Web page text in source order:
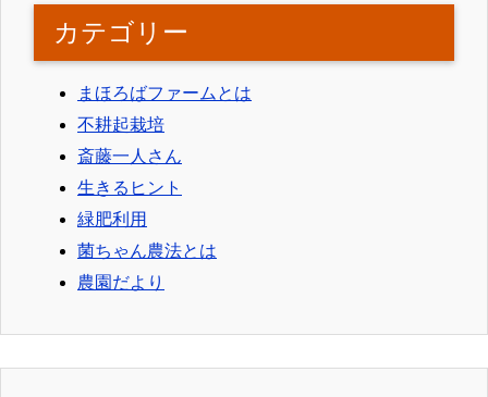
カテゴリー
まほろばファームとは
不耕起栽培
斎藤一人さん
生きるヒント
緑肥利用
菌ちゃん農法とは
農園だより